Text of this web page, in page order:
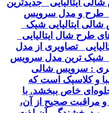
ایتالیایی جدیدترین
طرح و مدل سرویس
ایتالیایی شیک
طرح شال ایتالیایی
تصاویری از مدل
شیک ترین مدل سرویس
گیری : سرویس شالی
و کلاسیک است که
خاص ببخشد. با
مراقبت صحیح از آن،